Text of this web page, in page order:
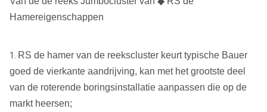
Technische Gegevens
144 m ³
/min
208 m ³
/min
Opmerking: Boven gegevens voor verwijzing slechts, voor
specifiekere informatie, gelieve met onze marktmanager te
Hamereigenschappen
1.
RS de hamer van de reekscluster keurt typische Bauer
goed de vierkante aandrijving, kan met het grootste deel
van de roterende boringsinstallatie aanpassen die op de
markt heersen;